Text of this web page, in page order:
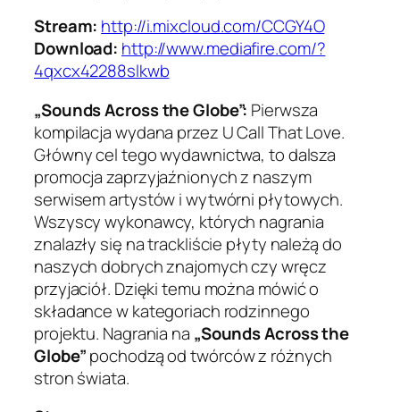
Stream: http://i.mixcloud.com/CCGY4O
Download: http://www.mediafire.com/?
4qxcx42288slkwb
„Sounds Across the Globe”: Pierwsza
kompilacja wydana przez U Call That Love.
Główny cel tego wydawnictwa, to dalsza
promocja zaprzyjaźnionych z naszym
serwisem artystów i wytwórni płytowych.
Wszyscy wykonawcy, których nagrania
znalazły się na trackliście płyty należą do
naszych dobrych znajomych czy wręcz
przyjaciół. Dzięki temu można mówić o
składance w kategoriach rodzinnego
projektu. Nagrania na „Sounds Across the
Globe”pochodzą od twórców z różnych
stron świata.